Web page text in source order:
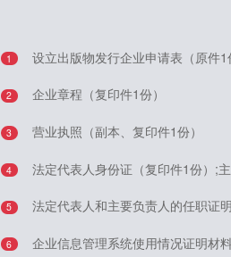
1 设立出版物发行企业申请表（原件1
2 企业章程（复印件1份）
3 营业执照（副本、复印件1份）
4 法定代表人身份证（复印件1份）;
5 法定代表人和主要负责人的任职证
6 企业信息管理系统使用情况证明材